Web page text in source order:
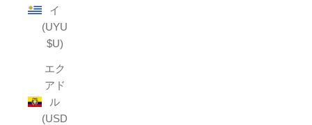
イ
(UYU
$U)
エク
アド
ル
(USD